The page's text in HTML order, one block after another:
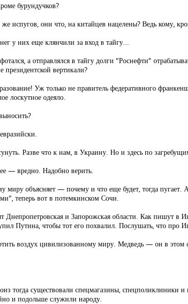
бурундучков?
они что, на китайцев нацелены? Ведь кому,
у них еще клянчили за вход в тайгу...
а отправлялся в тайгу долги "Роснефти"
президентской вертикали?
Уж только не правитель федеративного
лоскутное одеяло.
Разве что к нам, в Украину. Но и здесь по
— вредно. Надобно верить.
миру объясняет — почему и что еще будет, тогда
теперь вот в потемкинском Сочи.
и Запорожская области. Как пишут в
Путина, чтобы тот его похвалил. Послушать, что про
воздух цивилизованному миру. Медведь — он в этом
тогда существовали спецмагазины, спецполиклиники
и подольше служили народу.